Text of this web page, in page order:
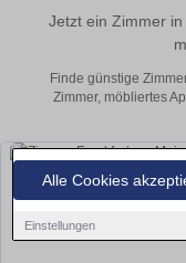
Alle Cookies
Einstellungen
Jetzt ein Zimmer
Finde günstige
Zimmer, möbliertes